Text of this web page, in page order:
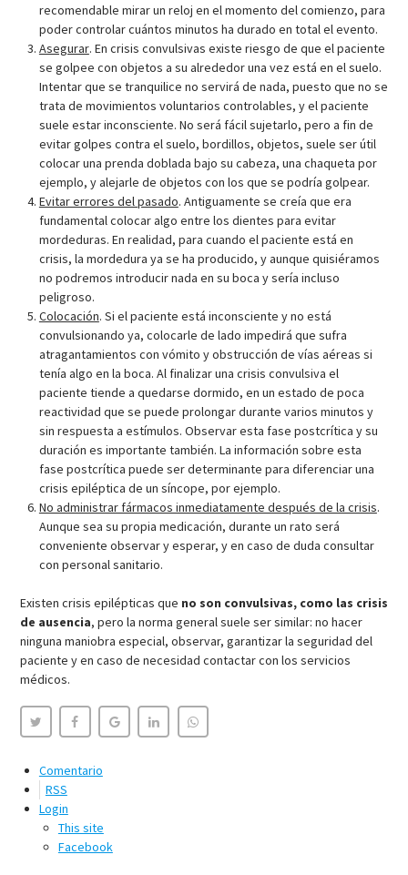
recomendable mirar un reloj en el momento del comienzo, para
poder controlar cuántos minutos ha durado en total el evento.
Asegurar. En crisis convulsivas existe riesgo de que el paciente
se golpee con objetos a su alrededor una vez está en el suelo.
Intentar que se tranquilice no servirá de nada, puesto que no se
trata de movimientos voluntarios controlables, y el paciente
suele estar inconsciente. No será fácil sujetarlo, pero a fin de
evitar golpes contra el suelo, bordillos, objetos, suele ser útil
colocar una prenda doblada bajo su cabeza, una chaqueta por
ejemplo, y alejarle de objetos con los que se podría golpear.
Evitar errores del pasado. Antiguamente se creía que era
fundamental colocar algo entre los dientes para evitar
mordeduras. En realidad, para cuando el paciente está en
crisis, la mordedura ya se ha producido, y aunque quisiéramos
no podremos introducir nada en su boca y sería incluso
peligroso.
Colocación. Si el paciente está inconsciente y no está
convulsionando ya, colocarle de lado impedirá que sufra
atragantamientos con vómito y obstrucción de vías aéreas si
tenía algo en la boca. Al finalizar una crisis convulsiva el
paciente tiende a quedarse dormido, en un estado de poca
reactividad que se puede prolongar durante varios minutos y
sin respuesta a estímulos. Observar esta fase postcrítica y su
duración es importante también. La información sobre esta
fase postcrítica puede ser determinante para diferenciar una
crisis epiléptica de un síncope, por ejemplo.
No administrar fármacos inmediatamente después de la crisis.
Aunque sea su propia medicación, durante un rato será
conveniente observar y esperar, y en caso de duda consultar
con personal sanitario.
Existen crisis epilépticas que no son convulsivas, como las crisis
de ausencia, pero la norma general suele ser similar: no hacer
ninguna maniobra especial, observar, garantizar la seguridad del
paciente y en caso de necesidad contactar con los servicios
médicos.
Comentario
RSS
Login
This site
Facebook